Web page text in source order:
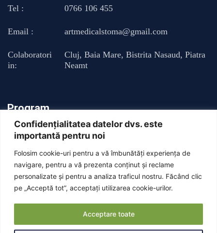
Confidențialitatea datelor dvs. este
importantă pentru noi
Folosim cookie-uri pentru a vă îmbunătăți experiența de
navigare, pentru a vă prezenta conținut și reclame
personalizate și pentru a analiza traficul nostru. Făcând clic
pe „Acceptă tot”, acceptați utilizarea cookie-urilor.
Acceptare toate
Tel : 0766 106 455
Email : artmedicalstoma@gmail.com
Colaboratori
in:
Cluj, Baia Mare, Bistrita Nasaud, Piatra
Neamt
Program
Luni - Vineri : 13:00 - 20:00
Sambata: Inchis
Duminica: Inchis